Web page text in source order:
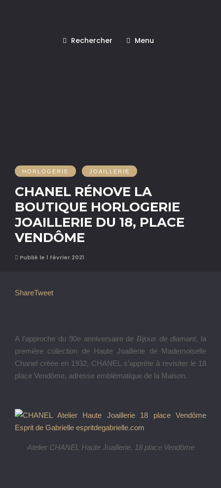
Rechercher Menu
HORLOGERIE JOAILLERIE
CHANEL RÉNOVE LA
BOUTIQUE HORLOGERIE
JOAILLERIE DU 18, PLACE
VENDÔME
Publié le 1 février 2021
ShareTweet
A l’approche du 90e anniversaire de Bijoux de diamant, la
première collection de Haute Joaillerie de Mademoiselle
Chanel créée en 1932, CHANEL s’apprête à revisiter le 18
place Vendôme, adresse emblématique de la Maison.
Atelier CHANEL Haute Joaillerie, 18 place Vendôme